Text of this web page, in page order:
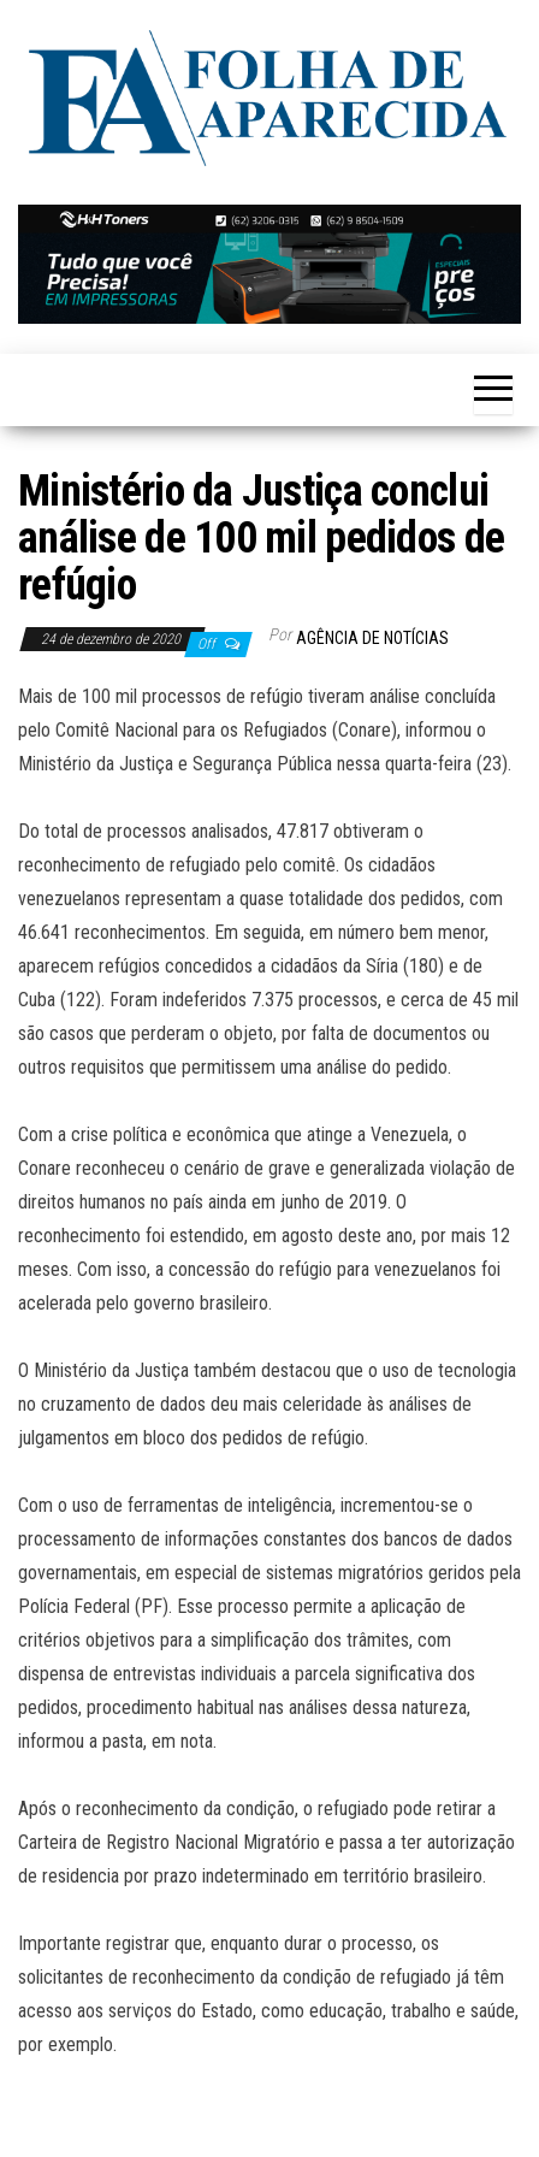
Folha de
Aparecida
Notícias
de
Aparecida
de
Goiânia
Ministério da Justiça conclui
análise de 100 mil pedidos de
refúgio
24 de dezembro de 2020 Off Por AGÊNCIA DE NOTÍCIAS
Mais de 100 mil processos de refúgio tiveram análise concluída
pelo Comitê Nacional para os Refugiados (Conare), informou o
Ministério da Justiça e Segurança Pública nessa quarta-feira (23).
Do total de processos analisados, 47.817 obtiveram o
reconhecimento de refugiado pelo comitê. Os cidadãos
venezuelanos representam a quase totalidade dos pedidos, com
46.641 reconhecimentos. Em seguida, em número bem menor,
aparecem refúgios concedidos a cidadãos da Síria (180) e de
Cuba (122). Foram indeferidos 7.375 processos, e cerca de 45 mil
são casos que perderam o objeto, por falta de documentos ou
outros requisitos que permitissem uma análise do pedido.
Com a crise política e econômica que atinge a Venezuela, o
Conare reconheceu o cenário de grave e generalizada violação de
direitos humanos no país ainda em junho de 2019. O
reconhecimento foi estendido, em agosto deste ano, por mais 12
meses. Com isso, a concessão do refúgio para venezuelanos foi
acelerada pelo governo brasileiro.
O Ministério da Justiça também destacou que o uso de tecnologia
no cruzamento de dados deu mais celeridade às análises de
julgamentos em bloco dos pedidos de refúgio.
Com o uso de ferramentas de inteligência, incrementou-se o
processamento de informações constantes dos bancos de dados
governamentais, em especial de sistemas migratórios geridos pela
Polícia Federal (PF). Esse processo permite a aplicação de
critérios objetivos para a simplificação dos trâmites, com
dispensa de entrevistas individuais a parcela significativa dos
pedidos, procedimento habitual nas análises dessa natureza,
informou a pasta, em nota.
Após o reconhecimento da condição, o refugiado pode retirar a
Carteira de Registro Nacional Migratório e passa a ter autorização
de residencia por prazo indeterminado em território brasileiro.
Importante registrar que, enquanto durar o processo, os
solicitantes de reconhecimento da condição de refugiado já têm
acesso aos serviços do Estado, como educação, trabalho e saúde,
por exemplo.